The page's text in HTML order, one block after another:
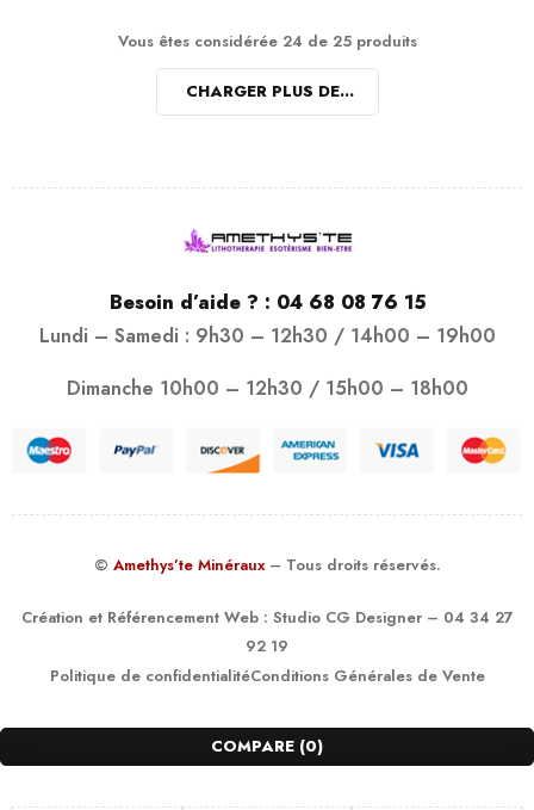
Vous êtes considérée 24 de 25 produits
CHARGER PLUS DE...
Besoin d’aide ? : 04 68 08 76 15
Lundi – Samedi : 9h30 – 12h30 / 14h00 – 19h00
Dimanche 10h00 – 12h30 / 15h00 – 18h00
© Amethys’te Minéraux – Tous droits réservés.
Création et Référencement Web : Studio CG Designer– 04 34 27
92 19
Politique de confidentialitéConditions Générales de Vente
COMPARE (0)